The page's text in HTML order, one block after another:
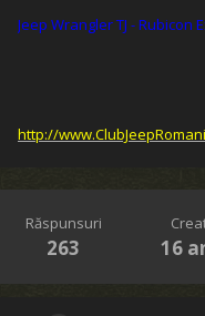
Jeep Wrangler TJ - Rubicon
http://
Răspunsuri
263 16